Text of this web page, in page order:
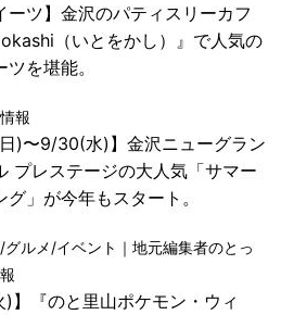
ーツ】金沢のパティスリーカフ
（いとをかし）』で人気の
を堪能。
報
日)〜9/30(水)】金沢ニューグラン
プレステージの大人気「サマー
グ」が今年もスタート。
グルメ/イベント｜地元編集者のとっ
)】『のと里山ポケモン・ウィ